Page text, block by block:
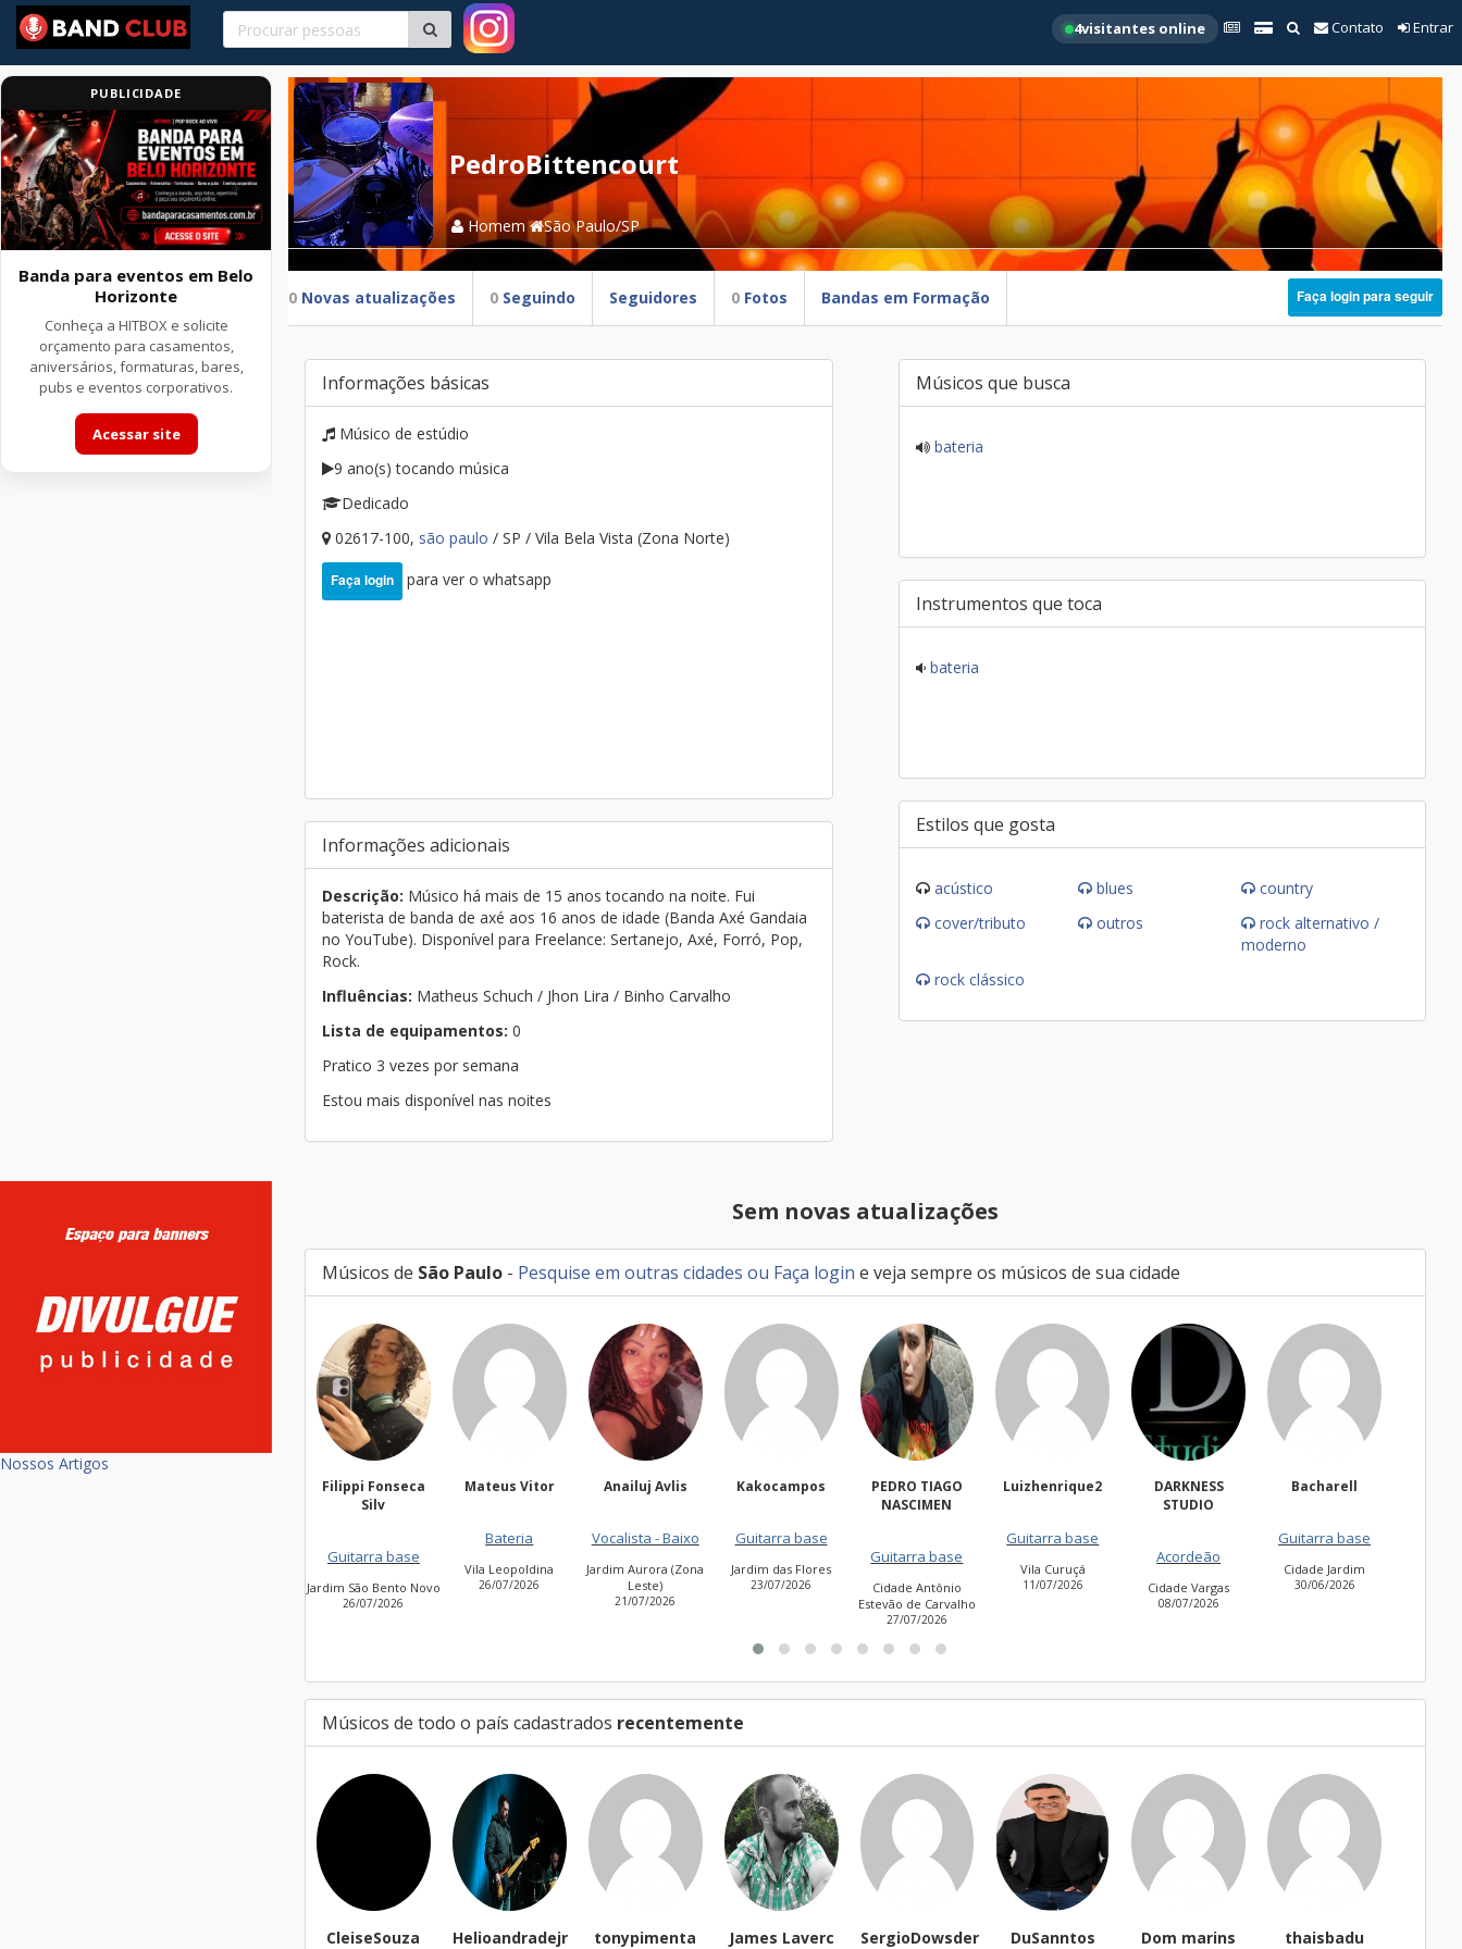
4visitantes online Contato Entrar
PUBLICIDADE
Banda para eventos em Belo
Horizonte
Conheça a HITBOX e solicite
orçamento para casamentos,
aniversários, formaturas, bares,
pubs e eventos corporativos.
Acessar site
Nossos Artigos
PedroBittencourt
Homem São Paulo/SP
0 Novas atualizações 0 Seguindo Seguidores 0 Fotos Bandas em Formação Faça login para seguir
Informações básicas
Músico de estúdio
9 ano(s) tocando música
Dedicado
02617-100, são paulo / SP / Vila Bela Vista (Zona Norte)
Faça login para ver o whatsapp
Informações adicionais
Descrição: Músico há mais de 15 anos tocando na noite. Fui
baterista de banda de axé aos 16 anos de idade (Banda Axé Gandaia
no YouTube). Disponível para Freelance: Sertanejo, Axé, Forró, Pop,
Rock.
Influências: Matheus Schuch / Jhon Lira / Binho Carvalho
Lista de equipamentos: 0
Pratico 3 vezes por semana
Estou mais disponível nas noites
Músicos que busca
bateria
Instrumentos que toca
bateria
Estilos que gosta
acústico blues
country
cover/tributo
outros
rock alternativo /
moderno
rock clássico
Sem novas atualizações
Músicos de São Paulo - Pesquise em outras cidades ou Faça login e veja sempre os músicos de sua cidade
Jardim São Bento Novo
Mateus Vitor
Vila Leopoldina
26/07/2026
Anailuj Avlis
Vocalista - Baixo
Jardim Aurora (Zona
Leste)
Kakocampos
Guitarra base
Jardim das Flores
23/07/2026
PEDRO TIAGO
Cidade Antônio
Estevão de Carvalho
Luizhenrique2
Vila Curuçá
11/07/2026
DARKNESS
Cidade Vargas
Bacharell
Cidade Jardim
30/06/2026
Waldir
27/06/2026
Músicos de todo o país cadastrados recentemente
CleiseSouza Helioandradejr tonypimenta James Laverc SergioDowsder DuSanntos Dom marins thaisbadu